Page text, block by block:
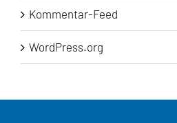
Kommentar-Feed
WordPress.org